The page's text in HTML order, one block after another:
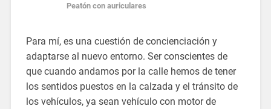
Peatón con auriculares
Para mí, es una cuestión de concienciación y
adaptarse al nuevo entorno. Ser conscientes de
que cuando andamos por la calle hemos de tener
los sentidos puestos en la calzada y el tránsito de
los vehículos, ya sean vehículo con motor de